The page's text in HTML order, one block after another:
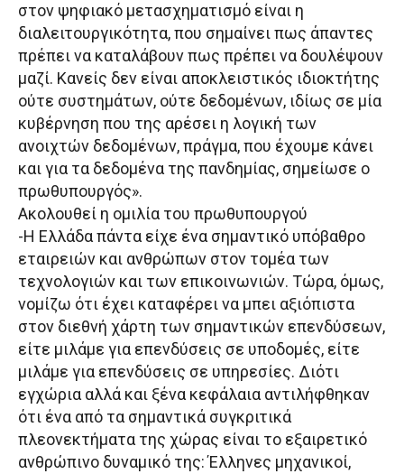
στον ψηφιακό μετασχηματισμό είναι η
διαλειτουργικότητα, που σημαίνει πως άπαντες
πρέπει να καταλάβουν πως πρέπει να δουλέψουν
μαζί. Κανείς δεν είναι αποκλειστικός ιδιοκτήτης
ούτε συστημάτων, ούτε δεδομένων, ιδίως σε μία
κυβέρνηση που της αρέσει η λογική των
ανοιχτών δεδομένων, πράγμα, που έχουμε κάνει
και για τα δεδομένα της πανδημίας, σημείωσε ο
πρωθυπουργός».
Ακολουθεί η ομιλία του πρωθυπουργού
-Η Ελλάδα πάντα είχε ένα σημαντικό υπόβαθρο
εταιρειών και ανθρώπων στον τομέα των
τεχνολογιών και των επικοινωνιών. Τώρα, όμως,
νομίζω ότι έχει καταφέρει να μπει αξιόπιστα
στον διεθνή χάρτη των σημαντικών επενδύσεων,
είτε μιλάμε για επενδύσεις σε υποδομές, είτε
μιλάμε για επενδύσεις σε υπηρεσίες. Διότι
εγχώρια αλλά και ξένα κεφάλαια αντιλήφθηκαν
ότι ένα από τα σημαντικά συγκριτικά
πλεονεκτήματα της χώρας είναι το εξαιρετικό
ανθρώπινο δυναμικό της: Έλληνες μηχανικοί,